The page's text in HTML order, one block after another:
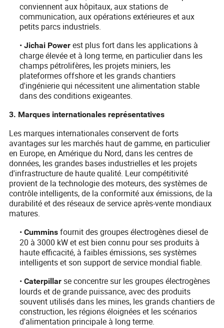
conviennent aux hôpitaux, aux stations de
communication, aux opérations extérieures et aux
petits parcs industriels.
• Jichai Powerest plus fort dans les applications à
charge élevée et à long terme, en particulier dans les
champs pétrolifères, les projets miniers, les
plateformes offshore et les grands chantiers
d'ingénierie qui nécessitent une alimentation stable
dans des conditions exigeantes.
3. Marques internationales représentatives
Les marques internationales conservent de forts
avantages sur les marchés haut de gamme, en particulier
en Europe, en Amérique du Nord, dans les centres de
données, les grandes bases industrielles et les projets
d'infrastructure de haute qualité. Leur compétitivité
provient de la technologie des moteurs, des systèmes de
contrôle intelligents, de la conformité aux émissions, de la
durabilité et des réseaux de service après-vente mondiaux
matures.
•Cumminsfournit des groupes électrogènes diesel de
20 à 3000 kW et est bien connu pour ses produits à
haute efficacité, à faibles émissions, ses systèmes
intelligents et son support de service mondial fiable.
•Caterpillar se concentre sur les groupes électrogènes
lourds et de grande puissance, avec des produits
souvent utilisés dans les mines, les grands chantiers de
construction, les régions éloignées et les scénarios
d'alimentation principale à long terme.